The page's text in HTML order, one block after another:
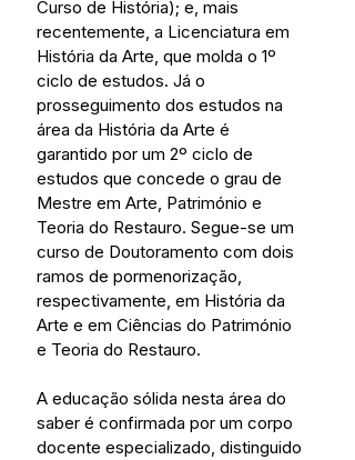
Curso de História); e, mais
recentemente, a Licenciatura em
História da Arte, que molda o 1º
ciclo de estudos. Já o
prosseguimento dos estudos na
área da História da Arte é
garantido por um 2º ciclo de
estudos que concede o grau de
Mestre em Arte, Património e
Teoria do Restauro. Segue-se um
curso de Doutoramento com dois
ramos de pormenorização,
respectivamente, em História da
Arte e em Ciências do Património
e Teoria do Restauro.
A educação sólida nesta área do
saber é confirmada por um corpo
docente especializado, distinguido